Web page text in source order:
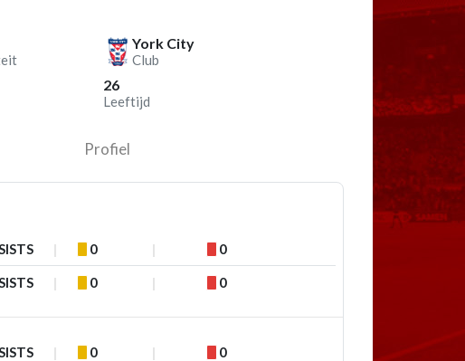
York City
Club
26
Leeftijd
Profiel
0 0
0 0
0 0